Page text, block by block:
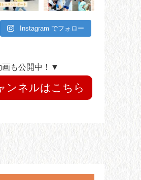
Instagram でフォロー
も公開中！▼
ンネルはこちら